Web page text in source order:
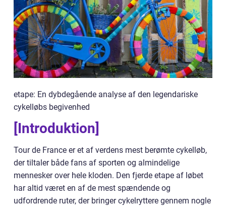
etape: En dybdegående analyse af den legendariske
cykelløbs begivenhed
[Introduktion]
Tour de France er et af verdens mest berømte cykelløb,
der tiltaler både fans af sporten og almindelige
mennesker over hele kloden. Den fjerde etape af løbet
har altid været en af de mest spændende og
udfordrende ruter, der bringer cykelryttere gennem nogle